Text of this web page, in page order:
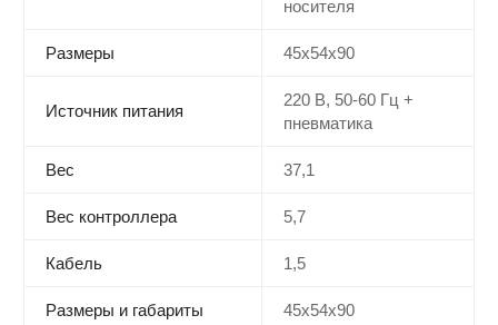
носителя
Размеры 45x54x90
Источник питания
220 В, 50-60 Гц +
пневматика
Вес 37,1
Вес контроллера 5,7
Кабель 1,5
Размеры и габариты 45x54x90